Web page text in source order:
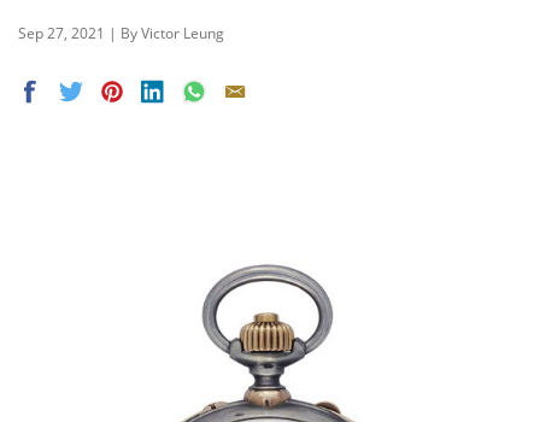
Sep 27, 2021 | By Victor Leung